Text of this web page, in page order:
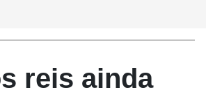
reis ainda